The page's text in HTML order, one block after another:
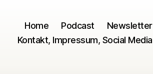
Home Podcast
Newsletter
Kontakt, Impressum, Social Media